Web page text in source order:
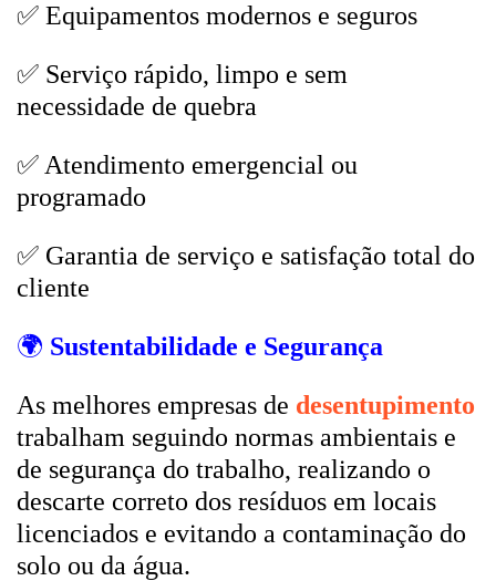
✅ Equipamentos modernos e seguros
✅ Serviço rápido, limpo e sem
necessidade de quebra
✅ Atendimento emergencial ou
programado
✅ Garantia de serviço e satisfação total do
cliente
🌍 Sustentabilidade e Segurança
As melhores empresas de desentupimento
trabalham seguindo normas ambientais e
de segurança do trabalho, realizando o
descarte correto dos resíduos em locais
licenciados e evitando a contaminação do
solo ou da água.